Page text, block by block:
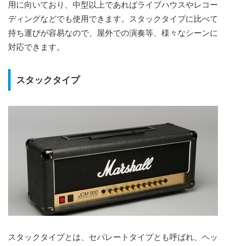
用に向いており、中型以上であればライブハウスやレコー
ディングなどでも使用できます。スタックタイプに比べて
持ち運びが容易なので、屋外での演奏等、様々なシーンに
対応できます。
スタックタイプ
スタックタイプとは、セパレートタイプとも呼ばれ、ヘッ